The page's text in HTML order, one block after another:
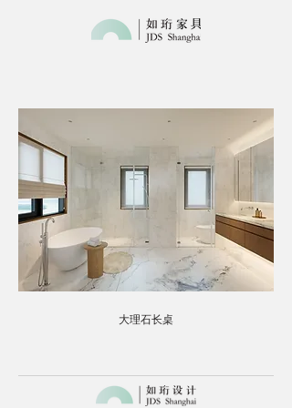
大理石长桌